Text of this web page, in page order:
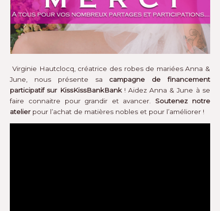
Virginie Hautclocq, créatrice des robes de mariées Anna &
June, nous présente sa campagne de financement
participatif sur KissKissBankBank! Aidez Anna & June à se
faire connaitre pour grandir et avancer. Soutenez notre
atelierpour l’achat de matières nobles et pour l’améliorer !